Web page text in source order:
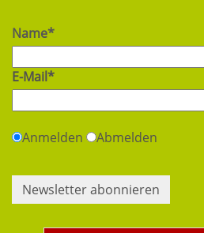
Name*
E-Mail*
Anmelden Abmelden
Newsletter abonnieren